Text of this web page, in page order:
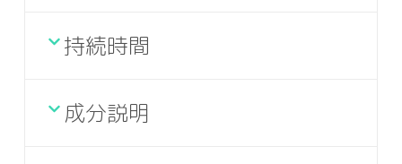
持続時間
成分説明